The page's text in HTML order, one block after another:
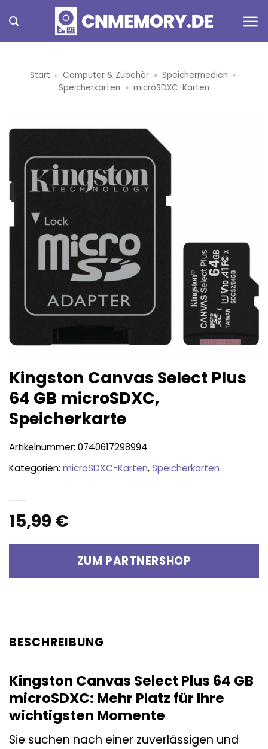
Inhalt
springen
Start » Computer & Zubehör » Speichermedien »
Speicherkarten » microSDXC-Karten
Kingston Canvas Select Plus
64 GB microSDXC,
Speicherkarte
15,99 €
ZUM PARTNERSHOP
Artikelnummer: 0740617298994
Kategorien: microSDXC-Karten,Speicherkarten
BESCHREIBUNG
Kingston Canvas Select Plus 64 GB
microSDXC: Mehr Platz für Ihre
wichtigsten Momente
Sie suchen nach einer zuverlässigen und